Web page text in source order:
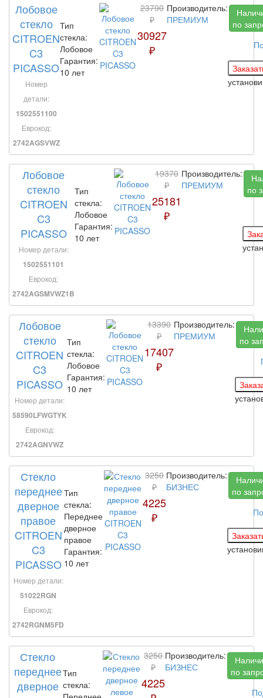
Лобовое
стекло
CITROEN
C3
PICASSO
Номер
детали:
1502551100
Еврокод:
2742AGSVWZ
Тип
стекла:
Лобовое
Гарантия:
10 лет
23790
₽
30927
₽
Производитель:
ПРЕМИУМ
по
Лобовое
стекло
CITROEN
C3
PICASSO
Номер детали:
1502551101
Еврокод:
2742AGSMVWZ1B
Тип
стекла:
Лобовое
Гарантия:
10 лет
19370
₽
25181
₽
Производитель:
ПРЕМИУМ
по
Лобовое
стекло
CITROEN
C3
PICASSO
Номер детали:
58590LFWGTYK
Еврокод:
2742AGNVWZ
Тип
стекла:
Лобовое
Гарантия:
10 лет
13390
₽
17407
₽
Производитель:
ПРЕМИУМ
по
Стекло
переднее
дверное
правое
CITROEN
C3
PICASSO
Номер детали:
51022RGN
Еврокод:
2742RGNM5FD
Тип
стекла:
Переднее
дверное
правое
Гарантия:
10 лет
3250
₽
4225
₽
Производитель:
БИЗНЕС
по
Стекло
переднее
дверное
Тип
стекла:
3250
₽
4225
Производитель:
БИЗНЕС
по